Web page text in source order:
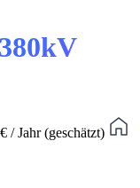
/ Jahr (geschätzt)